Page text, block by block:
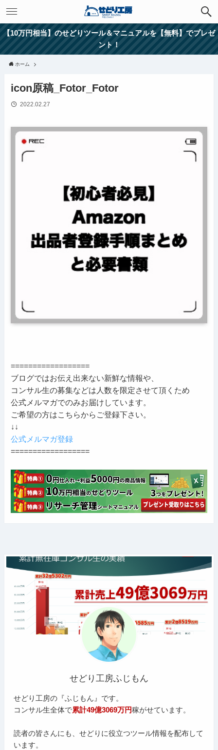
【10万円相当】のせどりツール＆マニュアルを【無料】でプレゼ
ント！
ホーム
icon原稿_Fotor_Fotor
2022.02.27
==================
ブログではお伝え出来ない新鮮な情報や、
コンサル生の募集などは人数を限定させて頂くため
公式メルマガでのみお届けしています。
ご希望の方はこちらからご登録下さい。
↓↓
公式メルマガ登録
==================
せどり工房ふじもん
せどり工房の『ふじもん』です。
コンサル生全体で累計49億3069万円稼がせています。
読者の皆さんにも、せどりに役立つツール情報を配布して
います。